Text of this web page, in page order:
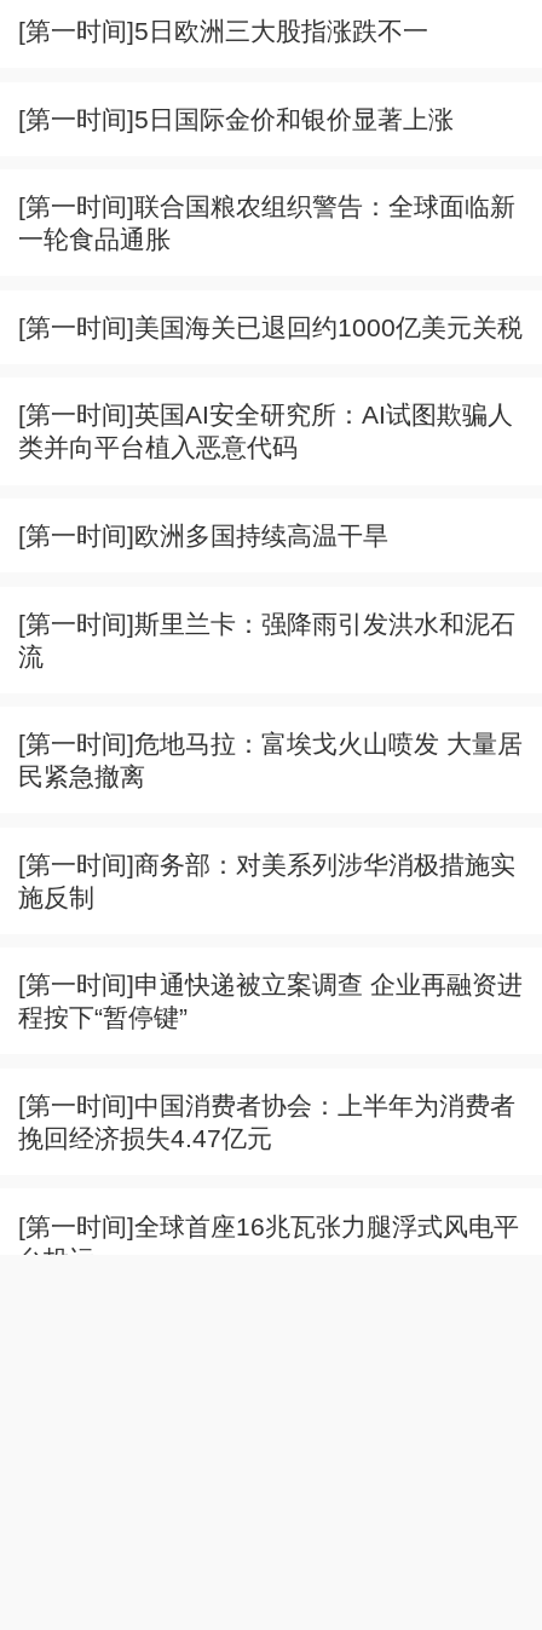
[第一时间]5日欧洲三大股指涨跌不一
[第一时间]5日国际金价和银价显著上涨
[第一时间]联合国粮农组织警告：全球面临新
一轮食品通胀
[第一时间]美国海关已退回约1000亿美元关税
[第一时间]英国AI安全研究所：AI试图欺骗人
类并向平台植入恶意代码
[第一时间]欧洲多国持续高温干旱
[第一时间]斯里兰卡：强降雨引发洪水和泥石
流
[第一时间]危地马拉：富埃戈火山喷发 大量居
民紧急撤离
[第一时间]商务部：对美系列涉华消极措施实
施反制
[第一时间]申通快递被立案调查 企业再融资进
程按下“暂停键”
[第一时间]中国消费者协会：上半年为消费者
挽回经济损失4.47亿元
[第一时间]全球首座16兆瓦张力腿浮式风电平
台投运